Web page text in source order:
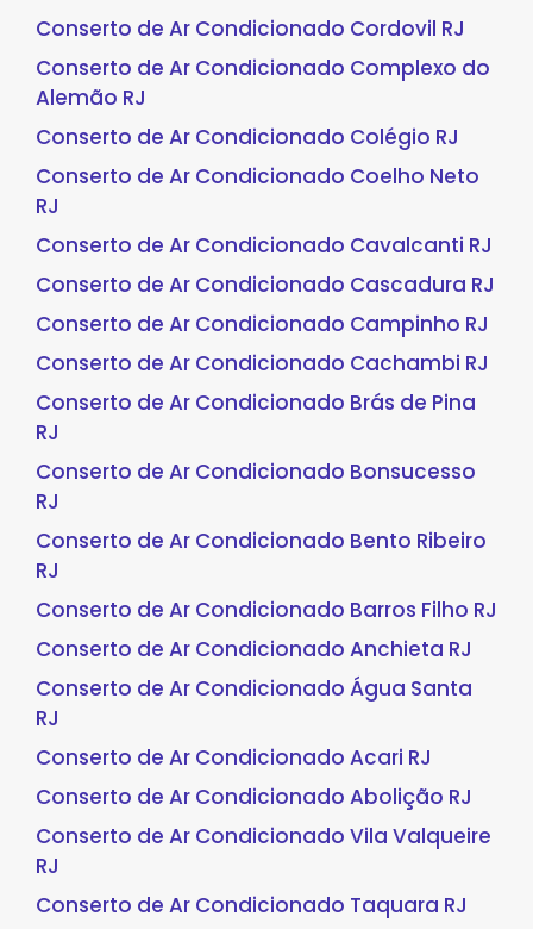
Conserto de Ar Condicionado Cordovil RJ
Conserto de Ar Condicionado Complexo do
Alemão RJ
Conserto de Ar Condicionado Colégio RJ
Conserto de Ar Condicionado Coelho Neto
RJ
Conserto de Ar Condicionado Cavalcanti RJ
Conserto de Ar Condicionado Cascadura RJ
Conserto de Ar Condicionado Campinho RJ
Conserto de Ar Condicionado Cachambi RJ
Conserto de Ar Condicionado Brás de Pina
RJ
Conserto de Ar Condicionado Bonsucesso
RJ
Conserto de Ar Condicionado Bento Ribeiro
RJ
Conserto de Ar Condicionado Barros Filho RJ
Conserto de Ar Condicionado Anchieta RJ
Conserto de Ar Condicionado Água Santa
RJ
Conserto de Ar Condicionado Acari RJ
Conserto de Ar Condicionado Abolição RJ
Conserto de Ar Condicionado Vila Valqueire
RJ
Conserto de Ar Condicionado Taquara RJ